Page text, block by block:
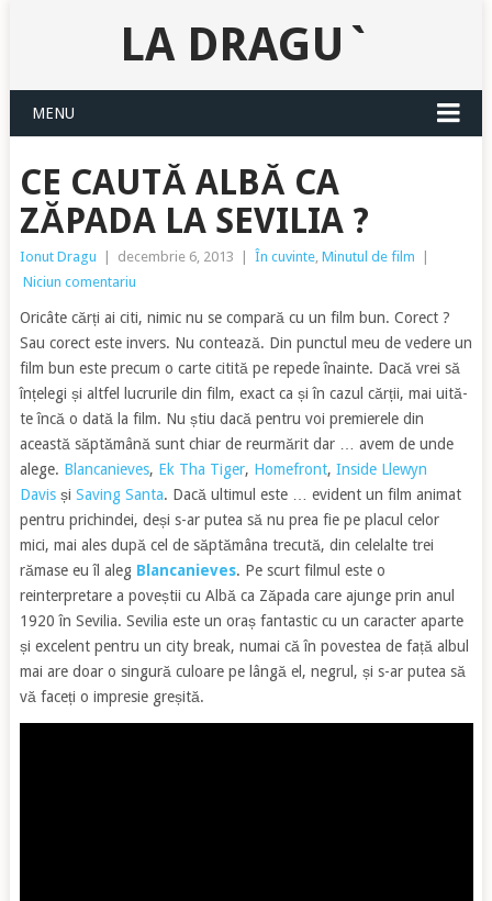
LA DRAGU`
MENU
CE CAUTĂ ALBĂ CA
ZĂPADA LA SEVILIA ?
Ionut Dragu decembrie 6, 2013 În cuvinte, Minutul de film
Niciun comentariu
Oricâte cărți ai citi, nimic nu se compară cu un film bun. Corect ?
Sau corect este invers. Nu contează. Din punctul meu de vedere un
film bun este precum o carte citită pe repede înainte. Dacă vrei să
înțelegi și altfel lucrurile din film, exact ca și în cazul cărții, mai uită-
te încă o dată la film. Nu știu dacă pentru voi premierele din
această săptămână sunt chiar de reurmărit dar … avem de unde
alege. Blancanieves, Ek Tha Tiger, Homefront, Inside Llewyn
Davisși Saving Santa. Dacă ultimul este … evident un film animat
pentru prichindei, deși s-ar putea să nu prea fie pe placul celor
mici, mai ales după cel de săptămâna trecută, din celelalte trei
rămase eu îl aleg Blancanieves. Pe scurt filmul este o
reinterpretare a poveștii cu Albă ca Zăpada care ajunge prin anul
1920 în Sevilia. Sevilia este un oraș fantastic cu un caracter aparte
și excelent pentru un city break, numai că în povestea de față albul
mai are doar o singură culoare pe lângă el, negrul, și s-ar putea să
vă faceți o impresie greșită.